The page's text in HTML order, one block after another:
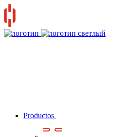
Productos